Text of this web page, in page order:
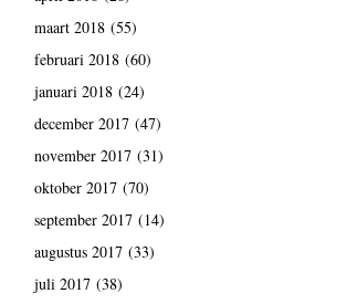
maart 2018(55)
februari 2018(60)
januari 2018(24)
december 2017(47)
november 2017(31)
oktober 2017(70)
september 2017(14)
augustus 2017(33)
juli 2017(38)